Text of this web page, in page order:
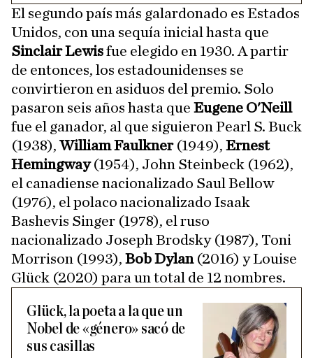
El segundo país más galardonado es Estados
Unidos, con una sequía inicial hasta que
Sinclair Lewisfue elegido en 1930. A partir
de entonces, los estadounidenses se
convirtieron en asiduos del premio. Solo
pasaron seis años hasta que Eugene O'Neill
fue el ganador, al que siguieron Pearl S. Buck
(1938), William Faulkner(1949), Ernest
Hemingway(1954), John Steinbeck (1962),
el canadiense nacionalizado Saul Bellow
(1976), el polaco nacionalizado Isaak
Bashevis Singer (1978), el ruso
nacionalizado Joseph Brodsky (1987), Toni
Morrison (1993), Bob Dylan(2016) y Louise
Glück (2020) para un total de 12 nombres.
Glück, la poeta a la que un
Nobel de «género» sacó de
sus casillas